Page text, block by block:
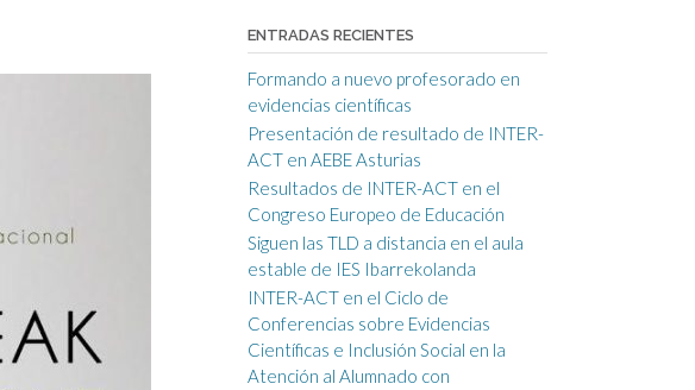
ENTRADAS RECIENTES
Formando a nuevo profesorado en
evidencias científicas
Presentación de resultado de INTER-
ACT en AEBE Asturias
Resultados de INTER-ACT en el
Congreso Europeo de Educación
Siguen las TLD a distancia en el aula
estable de IES Ibarrekolanda
INTER-ACT en el Ciclo de
Conferencias sobre Evidencias
Científicas e Inclusión Social en la
Atención al Alumnado con